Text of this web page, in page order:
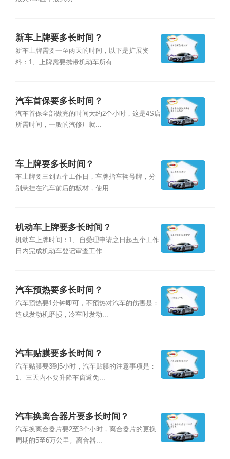
新车上牌要多长时间？
新车上牌需要一至两天的时间，以下是扩展资
料：1、上牌需要携带机动车所有...
汽车首保要多长时间？
汽车首保全部做完的时间大约2个小时，这是4S店
所需时间，一般的汽修厂就...
车上牌要多长时间？
车上牌要三到五个工作日，车牌指车辆号牌，分
别悬挂在汽车前后的板材，使用...
机动车上牌要多长时间？
机动车上牌时间：1、自受理申请之日起五个工作
日内完成机动车登记审查工作...
汽车预热要多长时间？
汽车预热要1分钟即可，不预热对汽车的伤害是：
造成发动机磨损，冷车时发动...
汽车贴膜要多长时间？
汽车贴膜要3到5小时，汽车贴膜的注意事项是：
1、三天内不要升降车窗避免...
汽车换离合器片要多长时间？
汽车换离合器片要2至3个小时，离合器片的更换
周期的5至6万公里。离合器...